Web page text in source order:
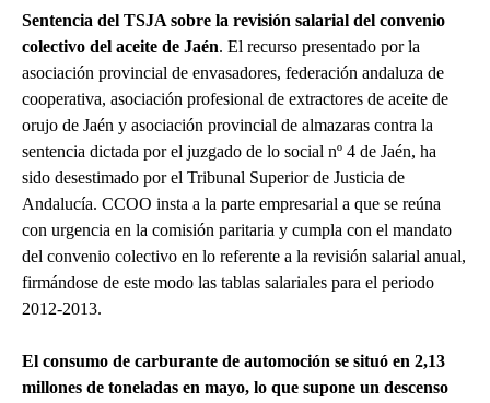
Sentencia del TSJA sobre la revisión salarial del convenio
colectivo del aceite de Jaén. El recurso presentado por la
asociación provincial de envasadores, federación andaluza de
cooperativa, asociación profesional de extractores de aceite de
orujo de Jaén y asociación provincial de almazaras contra la
sentencia dictada por el juzgado de lo social nº 4 de Jaén, ha
sido desestimado por el Tribunal Superior de Justicia de
Andalucía. CCOO insta a la parte empresarial a que se reúna
con urgencia en la comisión paritaria y cumpla con el mandato
del convenio colectivo en lo referente a la revisión salarial anual,
firmándose de este modo las tablas salariales para el periodo
2012-2013.
El consumo de carburante de automoción se situó en 2,13
millones de toneladas en mayo, lo que supone un descenso